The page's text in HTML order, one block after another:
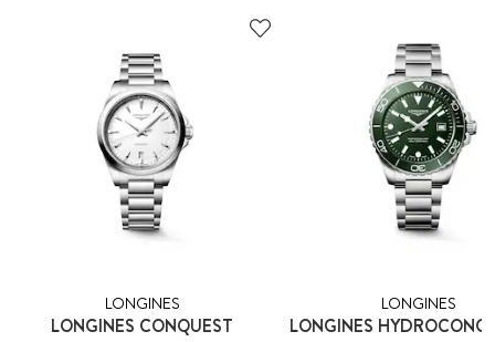
LONGINES
LONGINES CONQUEST
LONGINES